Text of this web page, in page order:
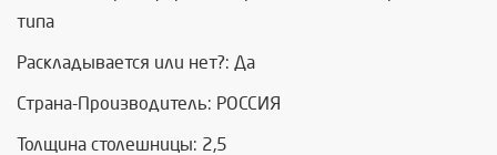
типа
Раскладывается или нет?: Да
Страна-Производитель: РОССИЯ
Толщина столешницы: 2,5